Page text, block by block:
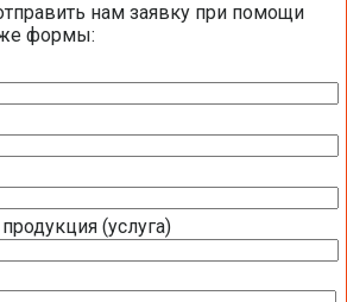
нам заявку при помощи
формы:
(услуга)